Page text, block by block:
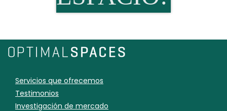
Servicios que ofrecemos
Testimonios
Investigación de mercado